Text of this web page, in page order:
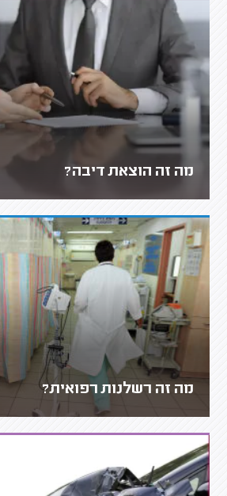
מה זה הוצאת דיבה?
מה זה רשלנות רפואית?